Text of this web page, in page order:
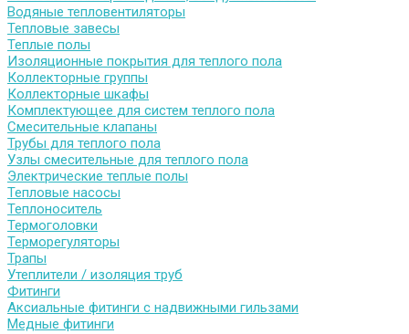
Водяные тепловентиляторы
Тепловые завесы
Теплые полы
Изоляционные покрытия для теплого пола
Коллекторные группы
Коллекторные шкафы
Комплектующее для систем теплого пола
Смесительные клапаны
Трубы для теплого пола
Узлы смесительные для теплого пола
Электрические теплые полы
Тепловые насосы
Теплоноситель
Термоголовки
Терморегуляторы
Трапы
Утеплители / изоляция труб
Фитинги
Аксиальные фитинги с надвижными гильзами
Медные фитинги